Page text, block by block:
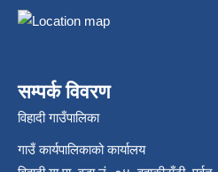
सम्पर्क विवरण
विहादी गाउँपालिका
गाउँ कार्यपालिकाको कार्यालय